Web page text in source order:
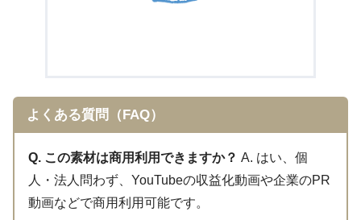
よくある質問（FAQ）
Q. この素材は商用利用できますか？ A. はい、個
人・法人問わず、YouTubeの収益化動画や企業のPR
動画などで商用利用可能です。